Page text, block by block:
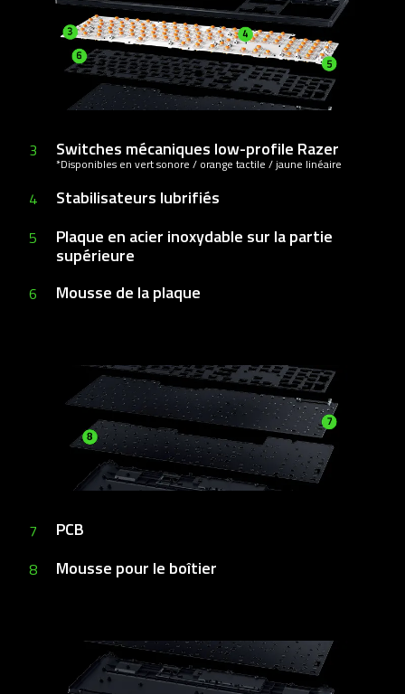
3 Switches mécaniques low-profile Razer
*Disponibles en vert sonore / orange tactile / jaune linéaire
4 Stabilisateurs lubrifiés
5 Plaque en acier inoxydable sur la partie
supérieure
6 Mousse de la plaque
7 PCB
8 Mousse pour le boîtier